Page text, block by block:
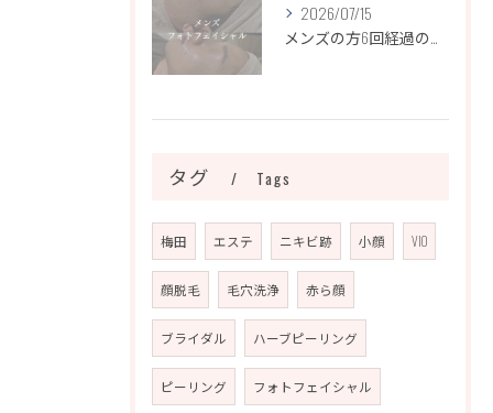
2026/07/15
メンズの方6回経過のお写真になります📷✨
タグ Tags
梅田 エステ ニキビ跡 小顔 VIO
顔脱毛 毛穴洗浄 赤ら顔
ブライダル ハーブピーリング
ピーリング フォトフェイシャル